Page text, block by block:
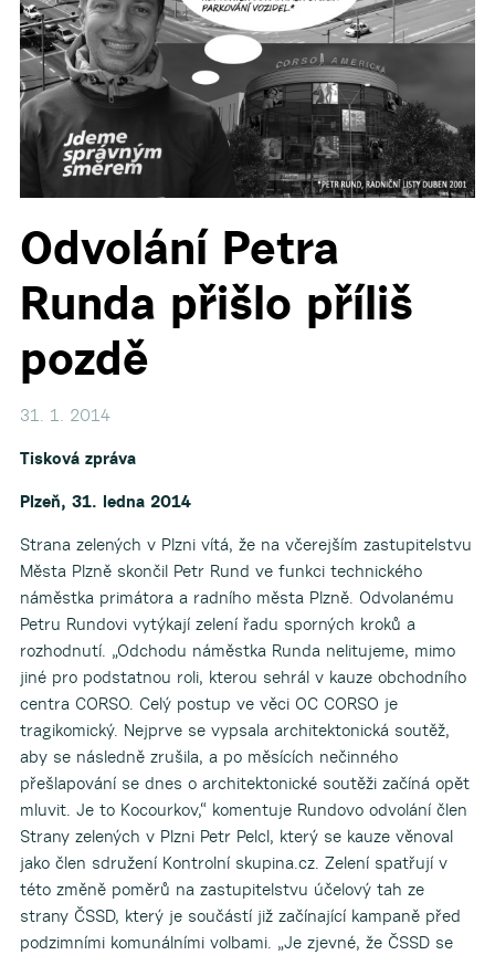
▼
Odvolání Petra
Runda přišlo příliš
pozdě
31. 1. 2014
Tisková zpráva
Plzeň, 31. ledna 2014
Strana zelených v Plzni vítá, že na včerejším zastupitelstvu
Města Plzně skončil Petr Rund ve funkci technického
náměstka primátora a radního města Plzně. Odvolanému
Petru Rundovi vytýkají zelení řadu sporných kroků a
rozhodnutí. „Odchodu náměstka Runda nelitujeme, mimo
jiné pro podstatnou roli, kterou sehrál v kauze obchodního
centra CORSO. Celý postup ve věci OC CORSO je
tragikomický. Nejprve se vypsala architektonická soutěž,
aby se následně zrušila, a po měsících nečinného
přešlapování se dnes o architektonické soutěži začíná opět
mluvit. Je to Kocourkov,“ komentuje Rundovo odvolání člen
Strany zelených v Plzni Petr Pelcl, který se kauze věnoval
jako člen sdružení Kontrolní skupina.cz. Zelení spatřují v
této změně poměrů na zastupitelstvu účelový tah ze
strany ČSSD, který je součástí již začínající kampaně před
podzimními komunálními volbami. „Je zjevné, že ČSSD se